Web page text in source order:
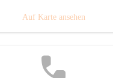
Auf Karte ansehen